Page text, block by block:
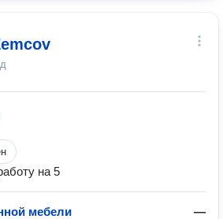
на 5
мебели —